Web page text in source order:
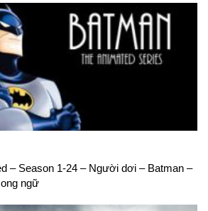
– Season 1-24 – Người dơi – Batman –
ngữ